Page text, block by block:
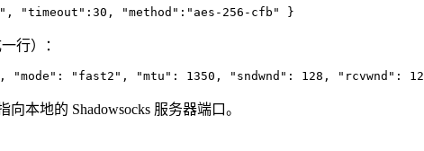
行）：
本地的 Shadowsocks 服务器端口。